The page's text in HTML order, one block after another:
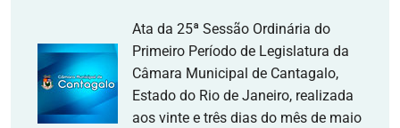
Ata da 25ª Sessão Ordinária do
Primeiro Período de Legislatura da
Câmara Municipal de Cantagalo,
Estado do Rio de Janeiro, realizada
aos vinte e três dias do mês de maio